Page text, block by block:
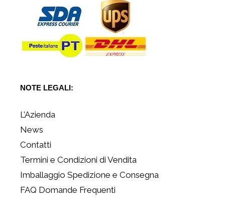
NOTE LEGALI:
L’Azienda
News
Contatti
Termini e Condizioni di Vendita
Imballaggio Spedizione e Consegna
FAQ Domande Frequenti